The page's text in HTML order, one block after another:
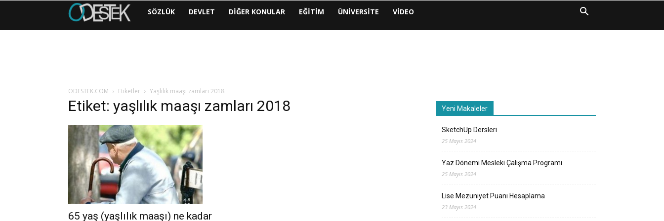
ODESTEK
SÖZLÜK DEVLET DIĞER KONULAR EĞITIM ÜNIVERSITE VIDEO
ODESTEK.COM Etiketler Yaşlılık maaşı zamları 2018
Etiket: yaşlılık maaşı zamları 2018
65 yaş (yaşlılık maaşı) ne kadar
Yeni Makaleler
SketchUp Dersleri
25 Mayıs 2024
Yaz Dönemi Mesleki Çalışma Programı
25 Mayıs 2024
Lise Mezuniyet Puanı Hesaplama
23 Mayıs 2024